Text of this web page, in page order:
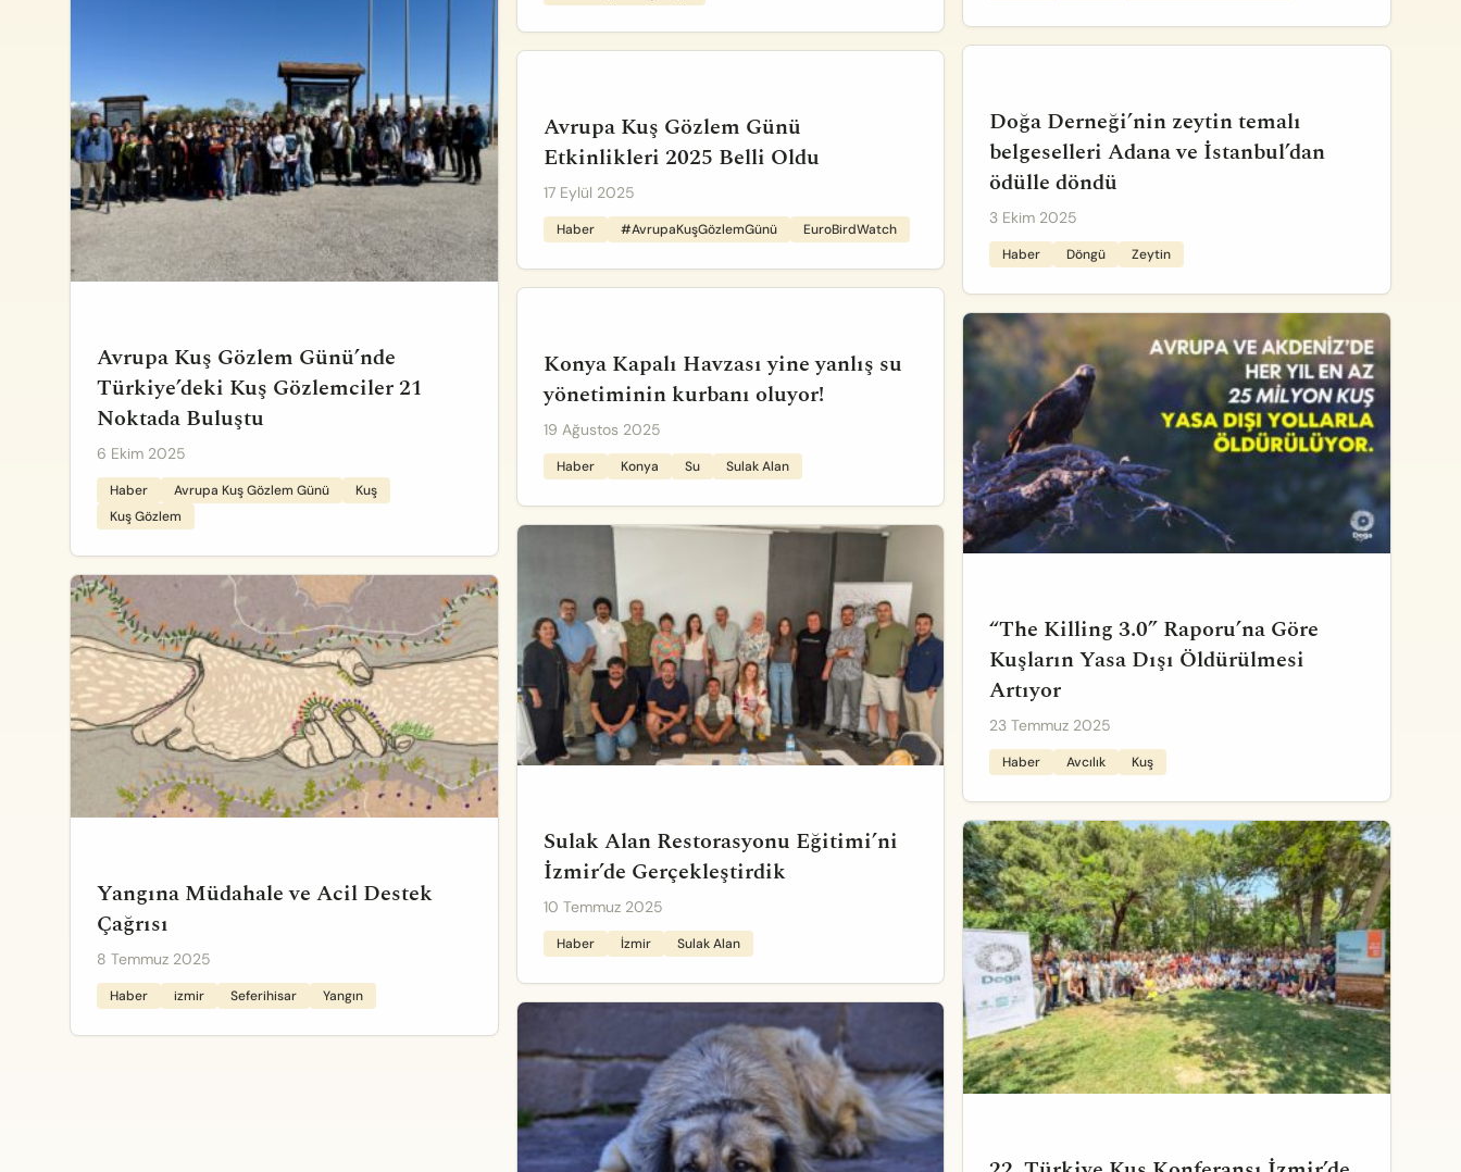
Avrupa Kuş Gözlem Günü’nde
Türkiye’deki Kuş Gözlemciler 21
Noktada Buluştu
6 Ekim 2025
Haber Avrupa Kuş Gözlem Günü
Kuş
Kuş Gözlem
Doğa Derneği’nin zeytin temalı
belgeselleri Adana ve İstanbul’dan
ödülle döndü
3 Ekim 2025
Haber Döngü Zeytin
Avrupa Kuş Gözlem Günü
Etkinlikleri 2025 Belli Oldu
17 Eylül 2025
Haber #AvrupaKuşGözlemGünü EuroBirdWatch
Konya Kapalı Havzası yine yanlış su
yönetiminin kurbanı oluyor!
19 Ağustos 2025
Haber Konya Su Sulak Alan
“The Killing 3.0” Raporu’na Göre
Kuşların Yasa Dışı Öldürülmesi
Artıyor
23 Temmuz 2025
Haber Avcılık Kuş
Sulak Alan Restorasyonu Eğitimi’ni
İzmir’de Gerçekleştirdik
10 Temmuz 2025
Haber İzmir Sulak Alan
Yangına Müdahale ve Acil Destek
Çağrısı
8 Temmuz 2025
Haber izmir Seferihisar Yangın